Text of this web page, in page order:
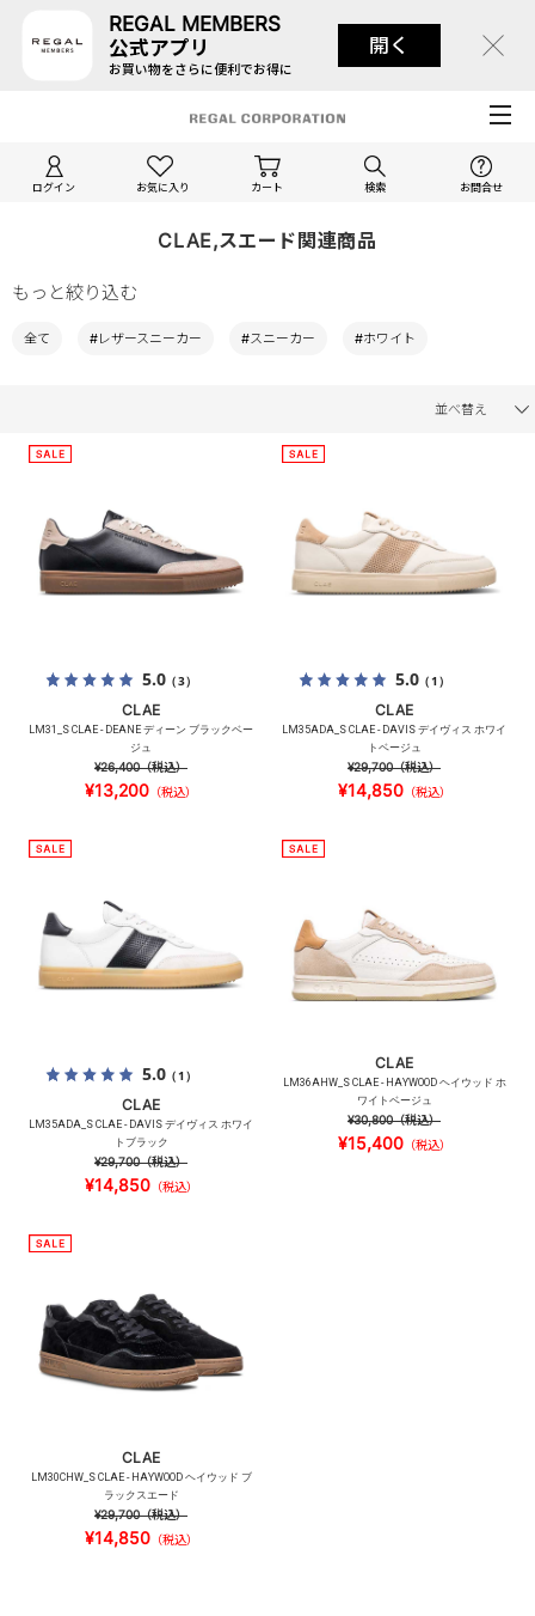
REGAL MEMBERS
公式アプリ
お買い物をさらに便利でお得に
開く
ログイン お気に入り カート 検索 お問合せ
CLAE,スエード関連商品
もっと絞り込む
全て #レザースニーカー #スニーカー #ホワイト
並べ替え
5.0（3）
CLAE
LM31_S CLAE - DEANE ディーン ブラックベー
ジュ
¥26,400（税込）
¥13,200 （税込）
5.0（1）
CLAE
LM35ADA_S CLAE - DAVIS デイヴィス ホワイ
トベージュ
¥29,700（税込）
¥14,850（税込）
5.0（1）
CLAE
LM35ADA_S CLAE - DAVIS デイヴィス ホワイ
トブラック
¥29,700（税込）
¥14,850（税込）
CLAE
LM36AHW_S CLAE - HAYWOOD ヘイウッド ホ
ワイトベージュ
¥30,800（税込）
¥15,400（税込）
CLAE
LM30CHW_S CLAE - HAYWOOD ヘイウッド ブ
ラックスエード
¥29,700（税込）
¥14,850（税込）